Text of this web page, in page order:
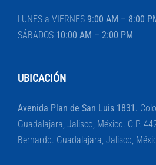
LUNES a VIERNES 9:00 AM – 8:00
SÁBADOS 10:00 AM – 2:00 PM
UBICACIÓN
Avenida Plan de San Luis 1831.
Guadalajara, Jalisco, México. C.P.
Bernardo. Guadalajara, Jalisco,